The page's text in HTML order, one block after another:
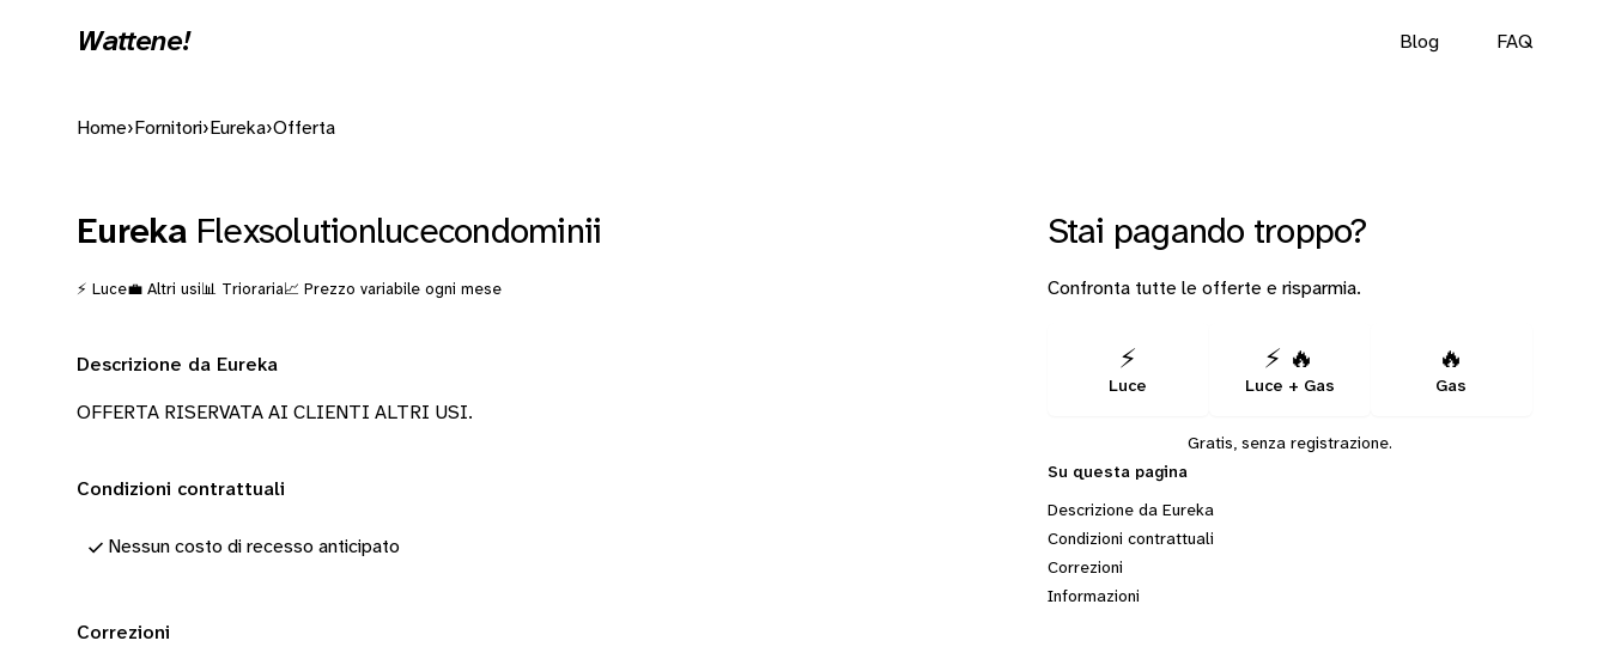
Wattene! Blog FAQ
Home› Fornitori› Eureka›Offerta
Eureka Flexsolutionlucecondominii
⚡ Luce💼 Altri usi📊 Trioraria📈 Prezzo variabile ogni mese
Descrizione da Eureka
OFFERTA RISERVATA AI CLIENTI ALTRI USI.
Condizioni contrattuali
Nessun costo di recesso anticipato
Correzioni
Stai pagando troppo?
Confronta tutte le offerte e risparmia.
⚡
Luce
⚡ 🔥
Luce + Gas
🔥
Gas
Gratis, senza registrazione.
Su questa pagina
Descrizione da Eureka
Condizioni contrattuali
Correzioni
Informazioni